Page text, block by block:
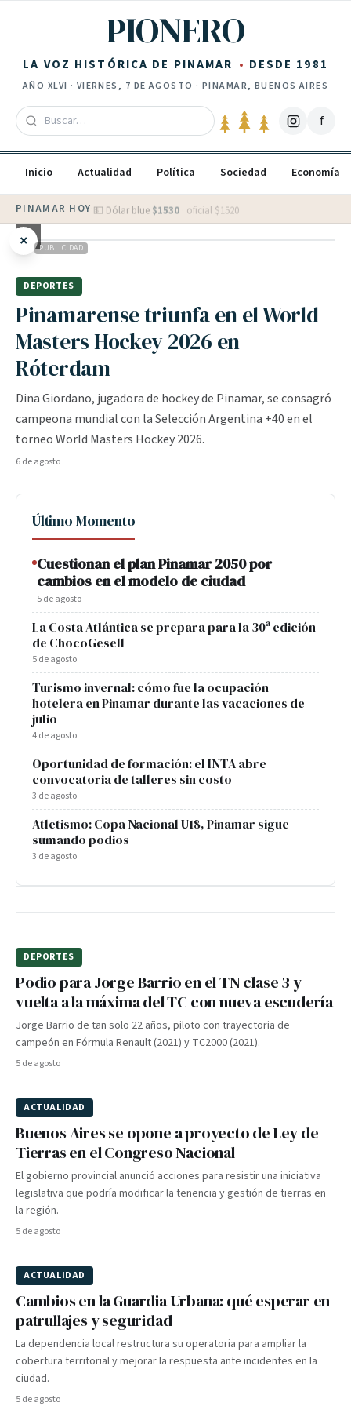
PIONERO
LA VOZ HISTÓRICA DE PINAMAR DESDE 1981
AÑO XLVI · VIERNES, 7 DE AGOSTO · PINAMAR, BUENOS AIRES
f
Inicio Actualidad Política Sociedad Economía
PINAMAR HOY·💵 Dólar blue $1530 · oficial $1520
× PUBLICIDAD
PUBLICIDAD
DEPORTES
Pinamarense triunfa en el World
Masters Hockey 2026 en
Róterdam
Dina Giordano, jugadora de hockey de Pinamar, se consagró
campeona mundial con la Selección Argentina +40 en el
torneo World Masters Hockey 2026.
6 de agosto
Último Momento
Cuestionan el plan Pinamar 2050 por
cambios en el modelo de ciudad
5 de agosto
La Costa Atlántica se prepara para la 30ª edición
de ChocoGesell
5 de agosto
Turismo invernal: cómo fue la ocupación
hotelera en Pinamar durante las vacaciones de
julio
4 de agosto
Oportunidad de formación: el INTA abre
convocatoria de talleres sin costo
3 de agosto
Atletismo: Copa Nacional U18, Pinamar sigue
sumando podios
3 de agosto
DEPORTES
Podio para Jorge Barrio en el TN clase 3 y
vuelta a la máxima del TC con nueva escudería
Jorge Barrio de tan solo 22 años, piloto con trayectoria de
campeón en Fórmula Renault (2021) y TC2000 (2021).
5 de agosto
ACTUALIDAD
Buenos Aires se opone a proyecto de Ley de
Tierras en el Congreso Nacional
El gobierno provincial anunció acciones para resistir una iniciativa
legislativa que podría modificar la tenencia y gestión de tierras en
la región.
5 de agosto
ACTUALIDAD
Cambios en la Guardia Urbana: qué esperar en
patrullajes y seguridad
La dependencia local restructura su operatoria para ampliar la
cobertura territorial y mejorar la respuesta ante incidentes en la
ciudad.
5 de agosto